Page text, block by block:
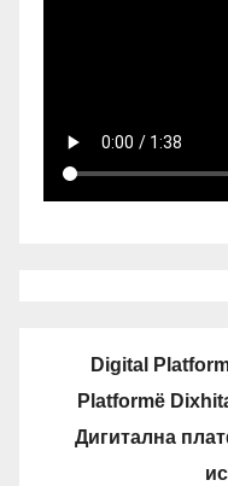
Digital
Platformë
Дигитална